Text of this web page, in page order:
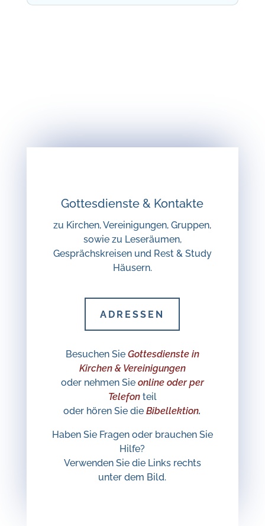
Gottesdienste & Kontakte
zu Kirchen, Vereinigungen, Gruppen,
sowie zu Leseräumen,
Gesprächskreisen und Rest & Study
Häusern.
ADRESSEN
Besuchen Sie Gottesdienste in
Kirchen & Vereinigungen
oder nehmen Sie online oder per
Telefon teil
oder hören Sie dieBibellektion.
Haben Sie Fragen oder brauchen Sie
Hilfe?
Verwenden Sie die Links rechts
unter dem Bild.